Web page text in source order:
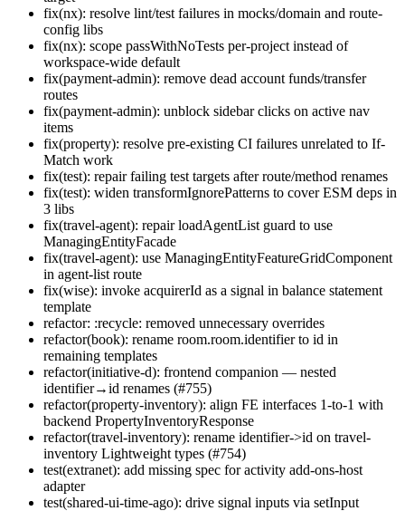
fix(nx): resolve lint/test failures in mocks/domain and route-
config libs
fix(nx): scope passWithNoTests per-project instead of
workspace-wide default
fix(payment-admin): remove dead account funds/transfer
routes
fix(payment-admin): unblock sidebar clicks on active nav
items
fix(property): resolve pre-existing CI failures unrelated to If-
Match work
fix(test): repair failing test targets after route/method renames
fix(test): widen transformIgnorePatterns to cover ESM deps in
3 libs
fix(travel-agent): repair loadAgentList guard to use
ManagingEntityFacade
fix(travel-agent): use ManagingEntityFeatureGridComponent
in agent-list route
fix(wise): invoke acquirerId as a signal in balance statement
template
refactor: :recycle: removed unnecessary overrides
refactor(book): rename room.room.identifier to id in
remaining templates
refactor(initiative-d): frontend companion — nested
identifier→id renames (#755)
refactor(property-inventory): align FE interfaces 1-to-1 with
backend PropertyInventoryResponse
refactor(travel-inventory): rename identifier->id on travel-
inventory Lightweight types (#754)
test(extranet): add missing spec for activity add-ons-host
adapter
test(shared-ui-time-ago): drive signal inputs via setInput